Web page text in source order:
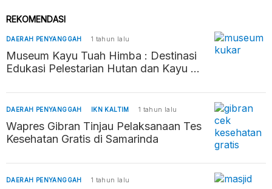
REKOMENDASI
DAERAH PENYANGGAH 1 tahun lalu
Museum Kayu Tuah Himba : Destinasi
Edukasi Pelestarian Hutan dan Kayu di
DAERAH PENYANGGAH IKN KALTIM 1 tahun lalu
Wapres Gibran Tinjau Pelaksanaan Tes
Kesehatan Gratis di Samarinda
DAERAH PENYANGGAH 1 tahun lalu